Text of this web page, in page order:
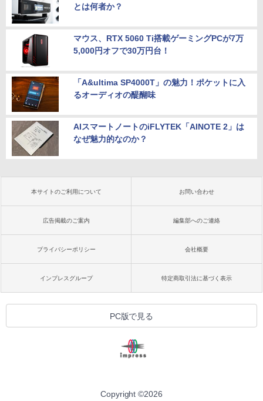
とは何者か？
マウス、RTX 5060 Ti搭載ゲーミングPCが7万
5,000円オフで30万円台！
「A&ultima SP4000T」の魅力！ポケットに入
るオーディオの醍醐味
AIスマートノートのiFLYTEK「AINOTE 2」は
なぜ魅力的なのか？
本サイトのご利用について お問い合わせ
広告掲載のご案内 編集部へのご連絡
プライバシーポリシー 会社概要
インプレスグループ 特定商取引法に基づく表示
PC版で見る
Copyright ©2026